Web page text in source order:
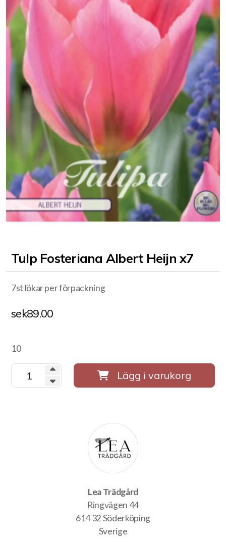
Tulp Fosteriana Albert Heijn x7
7st lökar per förpackning
sek89.00
10
Lägg i varukorg
Lea Trädgård
Ringvägen 44
614 32 Söderköping
Sverige